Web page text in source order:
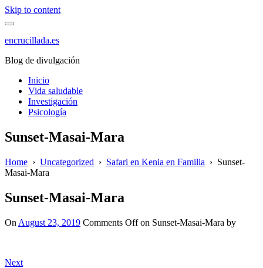
Skip to content
encrucillada.es
Blog de divulgación
Inicio
Vida saludable
Investigación
Psicología
Sunset-Masai-Mara
Home › Uncategorized › Safari en Kenia en Familia › Sunset-
Masai-Mara
Sunset-Masai-Mara
On August 23, 2019 Comments Offon Sunset-Masai-Mara by
Next